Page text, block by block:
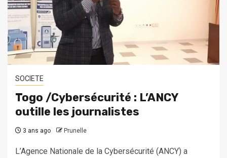
SOCIETE
Togo /Cybersécurité : L’ANCY
outille les journalistes
3 ans ago Prunelle
L’Agence Nationale de la Cybersécurité (ANCY) a